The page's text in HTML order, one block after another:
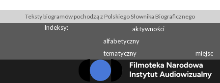
Teksty biogramów pochodzą z Polskiego Słownika Biograficznego
Indeksy:
aktywności
alfabetyczny
tematyczny
miejsc